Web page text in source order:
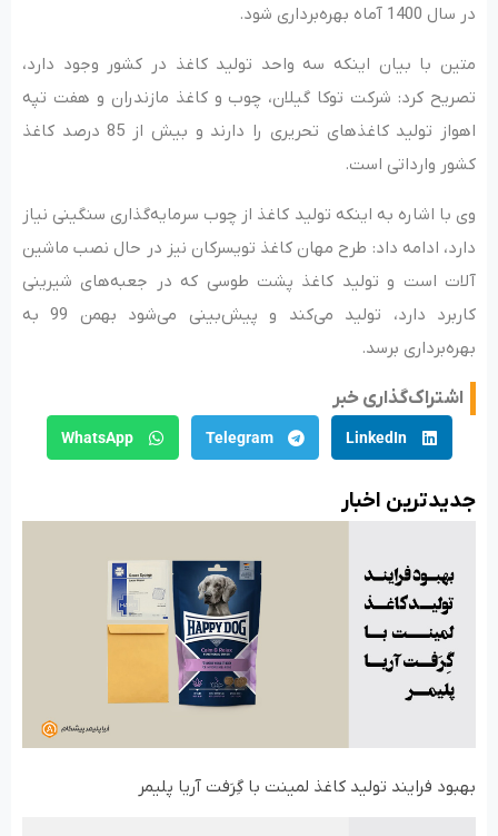
در سال 1400 آماه بهره‌برداری شود.
متین با بیان اینکه سه واحد تولید کاغذ در کشور وجود دارد،
تصریح کرد: شرکت توکا گیلان، چوب و کاغذ مازندران و هفت تپه
اهواز تولید کاغذهای تحریری را دارند و بیش از 85 درصد کاغذ
کشور وارداتی است.
وی با اشاره به اینکه تولید کاغذ از چوب سرمایه‌گذاری سنگینی نیاز
دارد، ادامه داد: طرح مهان کاغذ تویسرکان نیز در حال نصب ماشین
آلات است و تولید کاغذ پشت طوسی که در جعبه‌های شیرینی
کاربرد دارد، تولید می‌کند و پیش‌بینی می‌شود بهمن 99 به
بهره‌برداری برسد.
اشتراک‌گذاری خبر
LinkedIn
Telegram
WhatsApp
جدید‌ترین اخبار
بهبود فرایند تولید کاغذ لمینت با گِرَفت آریا پلیمر